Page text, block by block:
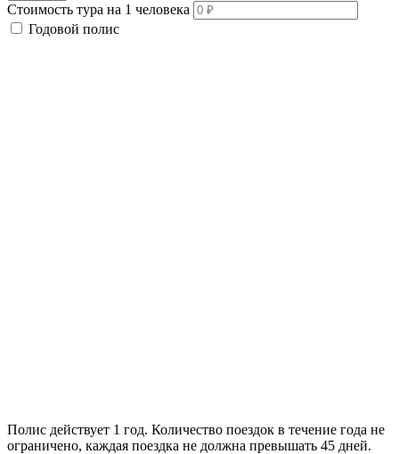
Стоимость тура на 1 человека
Годовой полис
Полис действует 1 год. Количество поездок в течение года не
ограничено, каждая поездка не должна превышать 45 дней.